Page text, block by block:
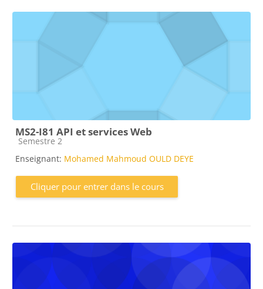
MS2-I81 API et services Web
Catégorie de cours
Semestre 2
Enseignant: Mohamed Mahmoud OULD DEYE
Cliquer pour entrer dans le cours